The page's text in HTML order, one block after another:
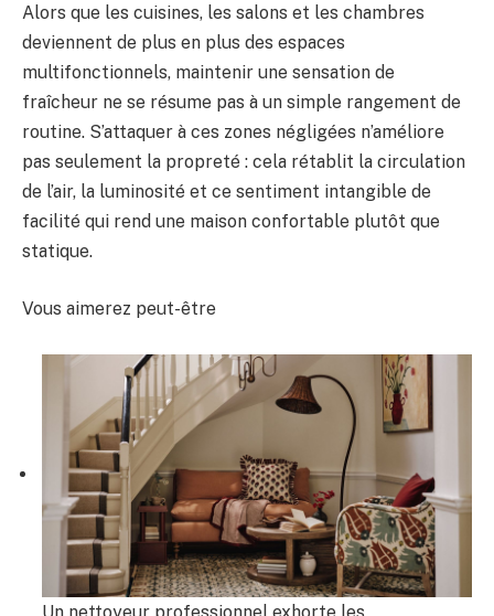
Alors que les cuisines, les salons et les chambres
deviennent de plus en plus des espaces
multifonctionnels, maintenir une sensation de
fraîcheur ne se résume pas à un simple rangement de
routine. S’attaquer à ces zones négligées n’améliore
pas seulement la propreté : cela rétablit la circulation
de l’air, la luminosité et ce sentiment intangible de
facilité qui rend une maison confortable plutôt que
statique.
Vous aimerez peut-être
Un nettoyeur professionnel exhorte les